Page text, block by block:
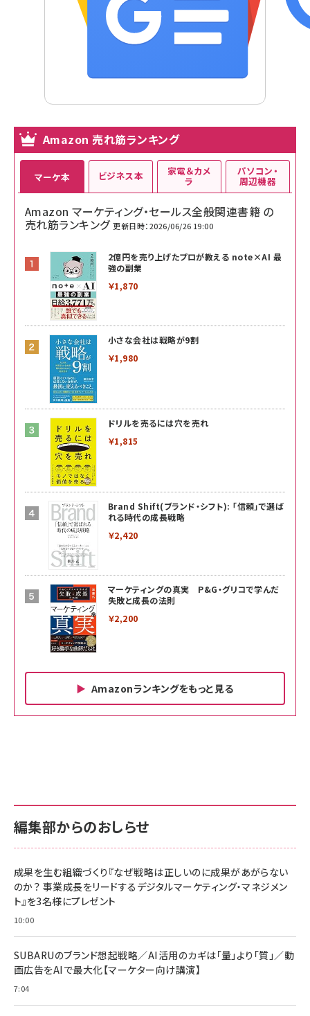
Amazon 売れ筋ランキング
マーケ本
Amazon マーケティング・セールス全般関連書籍 の
売れ筋ランキング 更新日時：2026/06/26 19:00
2億円を売り上げたプロが教える note×AI 最
強の副業
￥1,870
小さな会社は戦略が9割
￥1,980
ドリルを売るには穴を売れ
￥1,815
Brand Shift(ブランド・シフト): 「信頼」で選ば
れる時代の成長戦略
￥2,420
マーケティングの真実 P&G・グリコで学んだ
失敗と成長の法則
￥2,200
Amazonランキングをもっと見る
ビジネス本
￥880
anan(アンアン)2026/06/24号 No.2500増刊
スペシャルエディション[王道エンタメの矜持／
￥1,100
anan(アンアン)2026/07/08号 No.2502[2026
￥880
ママ投資家が育休中に１億貯めた株式投資
家電＆カメ
ラ
サポート正規品 メーカー保証5年 KLMEA128G
NIMASO ガラスフィルム iPhone 17 用 保護フィ
すい ガイド枠付き いPhone17 (6.3インチ) 対応
2枚セット DSP25F1698
￥1,599
￥6,980
全ワイヤレスイヤホン/アクティブノイズキャンセリ
パソコン・
周辺機器
サポート正規品 メーカー保証5年 KLMEA128G
Amazon eギフトカード - Amazonロゴ - クラ
￥5,000
Anker PowerLine III Flow USB-C & USB-C
Pro/Air 各種対応 (1.8m ミッドナイトブラック)
￥1,890
編集部からのおしらせ
成果を生む組織づくり『なぜ戦略は正しいのに成果があがらない
のか？ 事業成長をリードするデジタルマーケティング・マネジメン
ト』を3名様にプレゼント
10:00
SUBARUのブランド想起戦略／AI活用のカギは「量」より「質」／動
画広告をAIで最大化【マーケター向け講演】
7:04